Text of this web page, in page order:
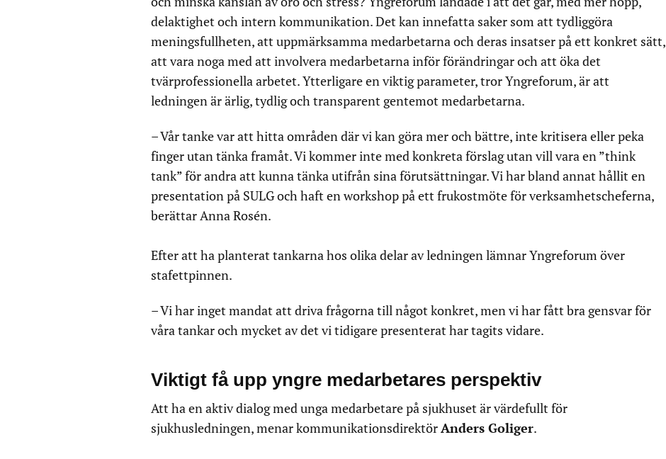
delaktighet och intern kommunikation. Det kan innefatta saker som att tydliggöra
meningsfullheten, att uppmärksamma medarbetarna och deras insatser på ett konkret sätt,
att vara noga med att involvera medarbetarna inför förändringar och att öka det
tvärprofessionella arbetet. Ytterligare en viktig parameter, tror Yngreforum, är att
ledningen är ärlig, tydlig och transparent gentemot medarbetarna.
– Vår tanke var att hitta områden där vi kan göra mer och bättre, inte kritisera eller peka
finger utan tänka framåt. Vi kommer inte med konkreta förslag utan vill vara en ”think
tank” för andra att kunna tänka utifrån sina förutsättningar. Vi har bland annat hållit en
presentation på SULG och haft en workshop på ett frukostmöte för verksamhetscheferna,
berättar Anna Rosén.
Efter att ha planterat tankarna hos olika delar av ledningen lämnar Yngreforum över
stafettpinnen.
– Vi har inget mandat att driva frågorna till något konkret, men vi har fått bra gensvar för
våra tankar och mycket av det vi tidigare presenterat har tagits vidare.
Viktigt få upp yngre medarbetares perspektiv
Att ha en aktiv dialog med unga medarbetare på sjukhuset är värdefullt för
sjukhusledningen, menar kommunikationsdirektörAnders Goliger.